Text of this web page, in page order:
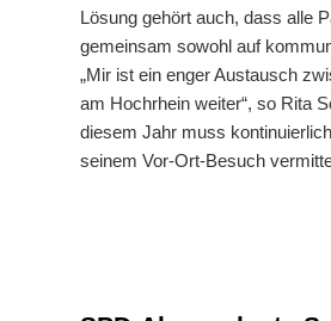
Lösung gehört auch, dass alle
gemeinsam sowohl auf
„Mir ist ein enger Austausch
am Hochrhein weiter“, so Rita
diesem Jahr muss
seinem Vor-Ort-Besuch